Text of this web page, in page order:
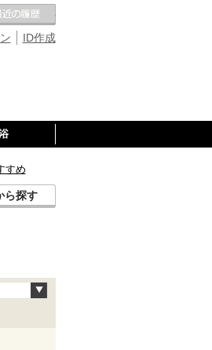
ID作成
の温泉
すめ
ら探す